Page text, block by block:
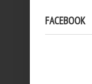
FACEBOOK